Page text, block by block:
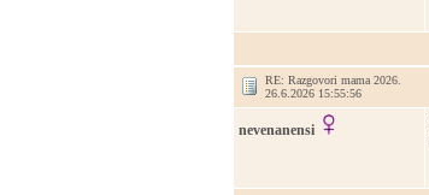
RE: Razgovori mama 2026.
26.6.2026 15:55:56
nevenanensi